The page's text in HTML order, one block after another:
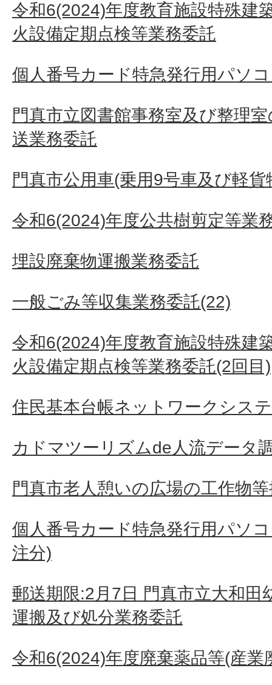
令和6(2024)年度教育施設特殊建
火設備定期点検等業務委託
個人番号カード特急発行用パソ
門真市立図書館事務室及び整理
送業務委託
門真市公用車(乗用9号車及び軽
令和6(2024)年度公共樹剪定等業
埋設廃棄物運搬業務委託
一般ごみ等収集業務委託(22)
令和6(2024)年度教育施設特殊建
火設備定期点検等業務委託(2回目)
住民基本台帳ネットワークシス
カドマツーリズムde人流データ
門真市老人憩いの広場の工作物
個人番号カード特急発行用パソ
注分)
郵送期限:2月7日 門真市立大和田
運搬及び処分業務委託
令和6(2024)年度廃棄薬品等(産業